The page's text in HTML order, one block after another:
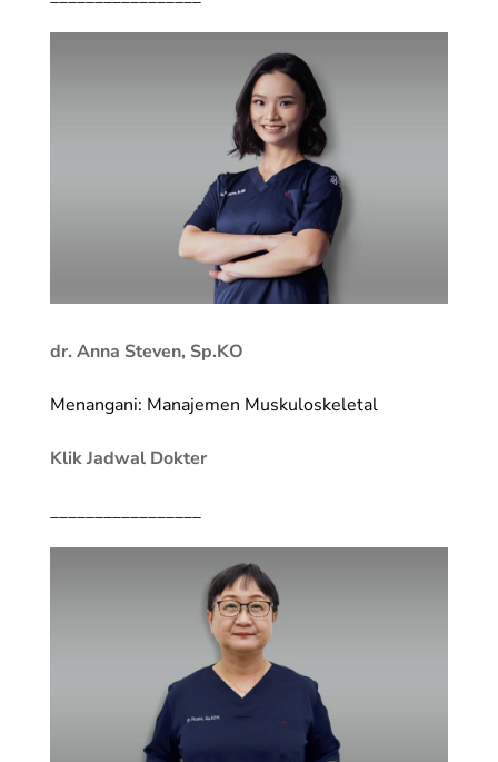
dr. Anna Steven, Sp.KO
Menangani: Manajemen Muskuloskeletal
Klik Jadwal Dokter
_________________